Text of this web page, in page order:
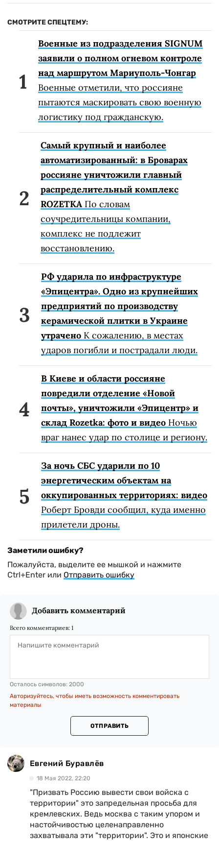
СМОТРИТЕ СПЕЦТЕМУ:
Военные из подразделения SIGNUM
заявили о полном огневом контроле
над маршрутом Мариуполь-Чонгар
Военные отметили, что россияне
пытаются маскировать свою военную
логистику под гражданскую.
Самый крупный и наиболее
автоматизированный: в Броварах
россияне уничтожили главный
распределительный комплекс
ROZETKA По словам
соучредительницы компании,
комплекс не подлежит
восстановлению.
РФ ударила по инфраструктуре
«Эпицентра». Одно из крупнейших
предприятий по производству
керамической плитки в Украине
утрачено К сожалению, в местах
ударов погибли и пострадали люди.
В Киеве и области россияне
повредили отделение «Новой
почты», уничтожили «Эпицентр» и
склад Rozetka: фото и видео Ночью
враг нанес удар по столице и региону.
За ночь СБС ударили по 10
энергетическим объектам на
оккупированных территориях: видео
Роберт Бровди сообщил, куда именно
прилетели дроны.
Заметили ошибку?
Пожалуйста, выделите ее мышкой и нажмите
Ctrl+Enter или Отправить ошибку
Добавить комментарий
Всего комментариев: 1
Осталось символов: 2000
Авторизуйтесь, чтобы иметь возможность комментировать
материалы
ОТПРАВИТЬ
Евгений Буравлёв
18 Мая 2022, 22:20
"Призвать Россию вывести свои войска с
территории" это запредельная просьба для
кремлевских. Ведь москва с таким упором и
настойчивостью целенаправленно
захватывала эти "территории". Это и японские